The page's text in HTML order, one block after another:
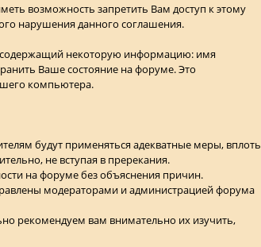
возможность запретить Вам доступ к этому
нарушения данного соглашения.
содержащий некоторую информацию: имя
Ваше состояние на форуме. Это
компьютера.
будут применяться адекватные меры, вплоть
не вступая в пререкания.
на форуме без объяснения причин.
модераторами и администрацией форума
рекомендуем вам внимательно их изучить,